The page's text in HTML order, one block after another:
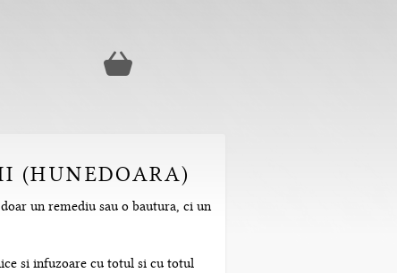
(HUNEDOARA)
un remediu sau o bautura, ci un
si infuzoare cu totul si cu totul